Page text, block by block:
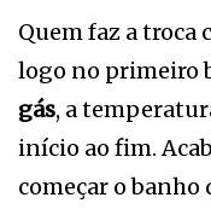
Quem faz a troca
logo no primeiro
gás, a
início ao fim.
começar o